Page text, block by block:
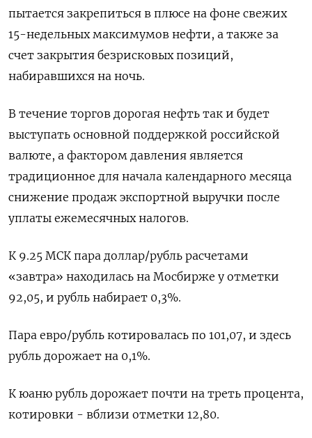
пытается закрепиться в плюсе на фоне свежих
15-недельных максимумов нефти, а также за
счет закрытия безрисковых позиций,
набиравшихся на ночь.
В течение торгов дорогая нефть так и будет
выступать основной поддержкой российской
валюте, а фактором давления является
традиционное для начала календарного месяца
снижение продаж экспортной выручки после
уплаты ежемесячных налогов.
К 9.25 МСК пара доллар/рубль расчетами
«завтра» находилась на Мосбирже у отметки
92,05, и рубль набирает 0,3%.
Пара евро/рубль котировалась по 101,07, и здесь
рубль дорожает на 0,1%.
К юаню рубль дорожает почти на треть процента,
котировки - вблизи отметки 12,80.